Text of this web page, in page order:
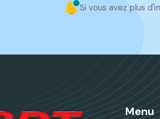
Si vous avez plus
Menu